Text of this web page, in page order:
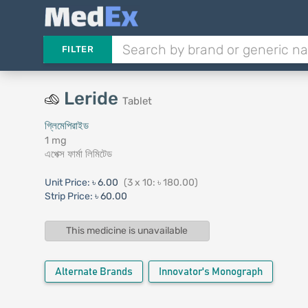
FILTER
Leride Tablet
গ্লিমেপিরাইড
1 mg
এপেক্স ফার্মা লিমিটেড
Unit Price: ৳ 6.00 (3 x 10: ৳ 180.00)
Strip Price: ৳ 60.00
This medicine is unavailable
Alternate Brands Innovator's Monograph